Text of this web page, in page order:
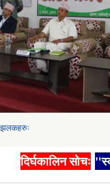
झलकहरुः
दिर्घकालिन सोचः